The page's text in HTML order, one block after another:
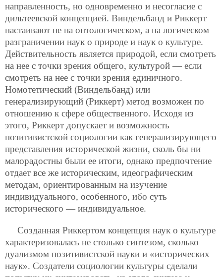
направленность, но одновременно и несогласие с
дильтеевской концепцией. Виндельбанд и Риккерт
настаивают не на онтологическом, а на логическом
разграничении наук о природе и наук о культуре.
Действительность является природой, если смотреть
на нее с точки зрения общего, культурой — если
смотреть на нее с точки зрения единичного.
Номотетический (Виндельбанд) или
генерализирующий (Риккерт) метод возможен по
отношению к сфере общественного. Исходя из
этого, Риккерт допускает и возможность
позитивистской социологии как генерализирующего
представления исторической жизни, сколь бы ни
малорадостны были ее итоги, однако предпочтение
отдает все же историческим, идеографическим
методам, ориентированным на изучение
индивидуального, особенного, ибо суть
исторического — индивидуальное.
Созданная Риккертом концепция наук о культуре
характеризовалась не столько синтезом, сколько
дуализмом позитивистской науки и «исторических
наук». Создатели социологии культуры сделали